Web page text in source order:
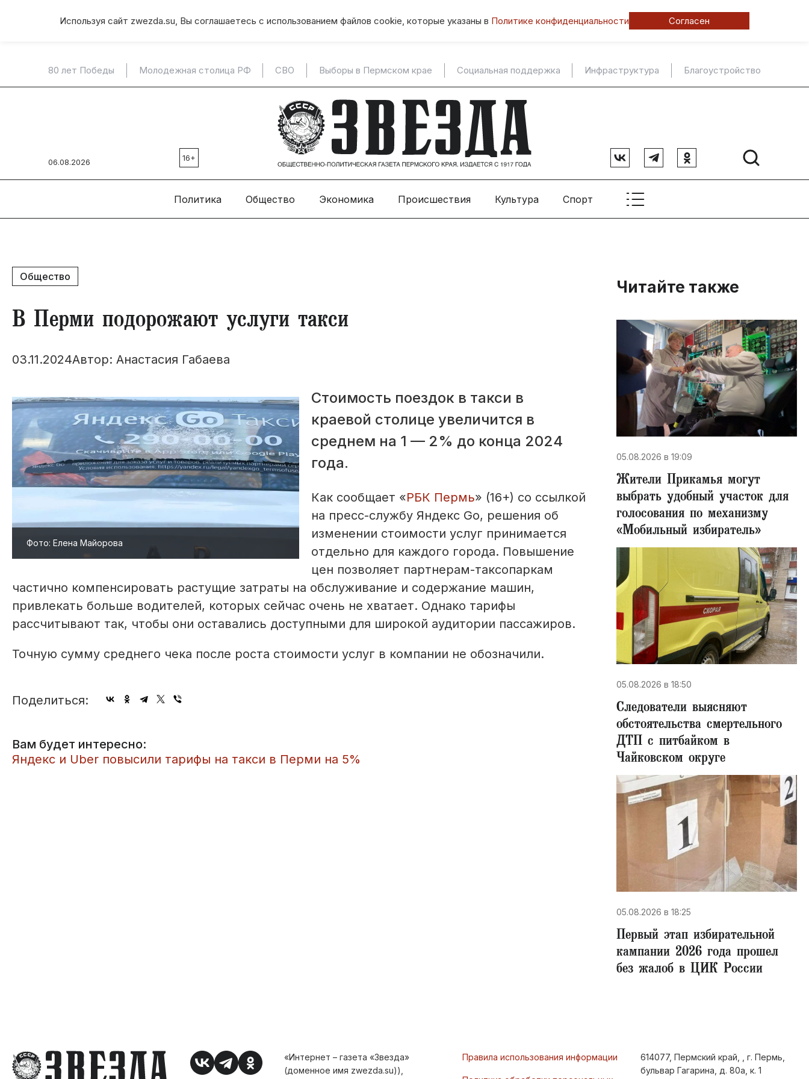
Используя сайт zwezda.su, Вы соглашаетесь с использованием файлов cookie, которые указаны в Политике конфиденциальности Согласен
80 лет Победы Молодежная столица РФ СВО Выборы в Пермском крае Социальная поддержка Инфраструктура Благоустройство
06.08.2026 16+
Политика Общество Экономика Происшествия Культура Спорт
Общество
​В Перми подорожают услуги такси
03.11.2024Автор: Анастасия Габаева
Фото: Елена Майорова
Стоимость поездок в такси в
краевой столице увеличится в
среднем на 1 — 2% до конца 2024
года.
Как сообщает «РБК Пермь» (16+) со ссылкой
на пресс-службу Яндекс Go, решения об
изменении стоимости услуг принимается
отдельно для каждого города. Повышение
цен позволяет партнерам-таксопаркам
частично компенсировать растущие затраты на обслуживание и содержание машин,
привлекать больше водителей, которых сейчас очень не хватает. Однако тарифы
рассчитывают так, чтобы они оставались доступными для широкой аудитории пассажиров.
Точную сумму среднего чека после роста стоимости услуг в компании не обозначили.
Поделиться:
Вам будет интересно:
​Яндекс и Uber повысили тарифы на такси в Перми на 5%
Читайте также
05.08.2026 в 19:09
Жители Прикамья могут
выбрать удобный участок для
голосования по механизму
«Мобильный избиратель»
05.08.2026 в 18:50
Следователи выясняют
обстоятельства смертельного
ДТП с питбайком в
Чайковском округе
05.08.2026 в 18:25
Первый этап избирательной
кампании 2026 года прошел
без жалоб в ЦИК России
«Интернет – газета «Звезда»
(доменное имя zwezda.su)),
Правила использования информации
614077, Пермский край, , г. Пермь,
бульвар Гагарина, д. 80а, к. 1